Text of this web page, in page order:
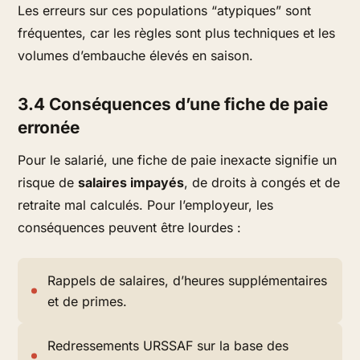
Les erreurs sur ces populations “atypiques” sont
fréquentes, car les règles sont plus techniques et les
volumes d’embauche élevés en saison.
3.4 Conséquences d’une fiche de paie
erronée
Pour le salarié, une fiche de paie inexacte signifie un
risque desalaires impayés, de droits à congés et de
retraite mal calculés. Pour l’employeur, les
conséquences peuvent être lourdes :
Rappels de salaires, d’heures supplémentaires
et de primes.
Redressements URSSAF sur la base des